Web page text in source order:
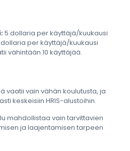
5 dollaria per käyttäjä/kuukausi
per käyttäjä/kuukausi
vähintään 10 käyttäjää.
vaatii vain vähän koulutusta, ja
keskeisiin HRIS-alustoihin.
mahdollistaa vain tarvittavien
ja laajentamisen tarpeen